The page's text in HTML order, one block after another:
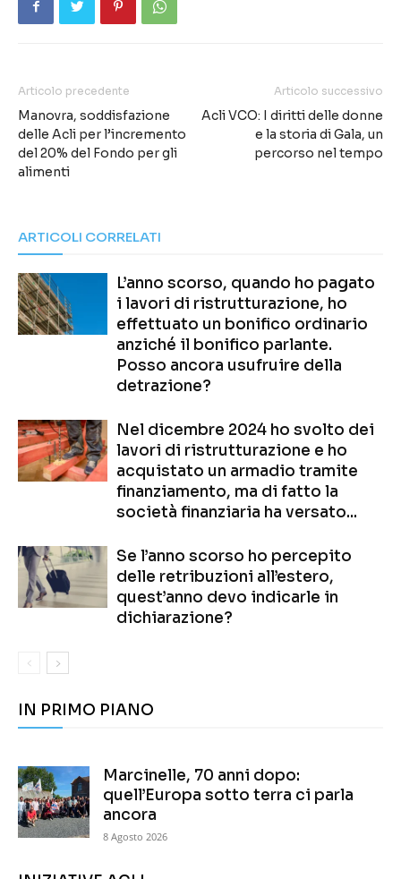
Articolo precedente
Manovra, soddisfazione
delle Acli per l’incremento
del 20% del Fondo per gli
alimenti
Articolo successivo
Acli VCO: I diritti delle donne
e la storia di Gala, un
percorso nel tempo
ARTICOLI CORRELATI
L’anno scorso, quando ho pagato
i lavori di ristrutturazione, ho
effettuato un bonifico ordinario
anziché il bonifico parlante.
Posso ancora usufruire della
detrazione?
Nel dicembre 2024 ho svolto dei
lavori di ristrutturazione e ho
acquistato un armadio tramite
finanziamento, ma di fatto la
società finanziaria ha versato...
Se l’anno scorso ho percepito
delle retribuzioni all’estero,
quest’anno devo indicarle in
dichiarazione?
IN PRIMO PIANO
Marcinelle, 70 anni dopo:
quell’Europa sotto terra ci parla
ancora
8 Agosto 2026